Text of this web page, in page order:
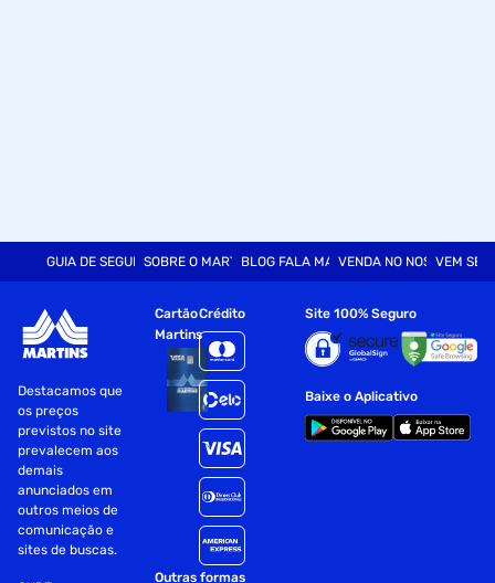
GUIA DE SEGURANÇASOBRE O MARTINSBLOG FALA MARTVENDA NO NOSSO SITE
VEM SER
Destacamos que
os preços
previstos no site
prevalecem aos
demais
anunciados em
outros meios de
comunicação e
sites de buscas.
Cartão
Martins
Crédito
Outras formas
Site 100% Seguro
Baixe o Aplicativo